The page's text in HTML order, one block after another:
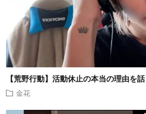
【荒野行動】活動休止の本当の理由を
金花